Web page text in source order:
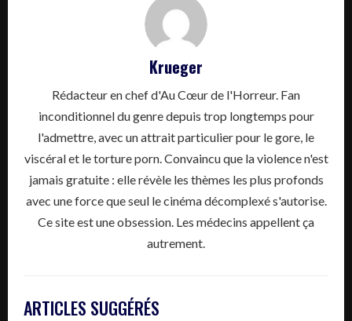
Krueger
Rédacteur en chef d'Au Cœur de l'Horreur. Fan
inconditionnel du genre depuis trop longtemps pour
l'admettre, avec un attrait particulier pour le gore, le
viscéral et le torture porn. Convaincu que la violence n'est
jamais gratuite : elle révèle les thèmes les plus profonds
avec une force que seul le cinéma décomplexé s'autorise.
Ce site est une obsession. Les médecins appellent ça
autrement.
ARTICLES SUGGÉRÉS